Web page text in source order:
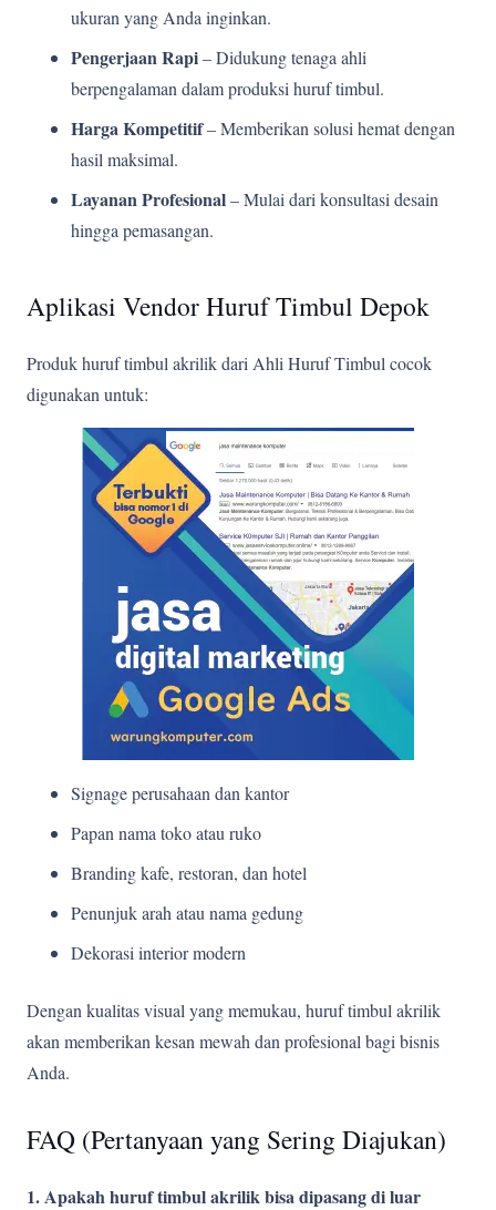
ukuran yang Anda inginkan.
Pengerjaan Rapi– Didukung tenaga ahli
berpengalaman dalam produksi huruf timbul.
Harga Kompetitif– Memberikan solusi hemat dengan
hasil maksimal.
Layanan Profesional– Mulai dari konsultasi desain
hingga pemasangan.
Aplikasi Vendor Huruf Timbul Depok
Produk huruf timbul akrilik dari Ahli Huruf Timbul cocok
digunakan untuk:
Signage perusahaan dan kantor
Papan nama toko atau ruko
Branding kafe, restoran, dan hotel
Penunjuk arah atau nama gedung
Dekorasi interior modern
Dengan kualitas visual yang memukau, huruf timbul akrilik
akan memberikan kesan mewah dan profesional bagi bisnis
Anda.
FAQ (Pertanyaan yang Sering Diajukan)
1. Apakah huruf timbul akrilik bisa dipasang di luar